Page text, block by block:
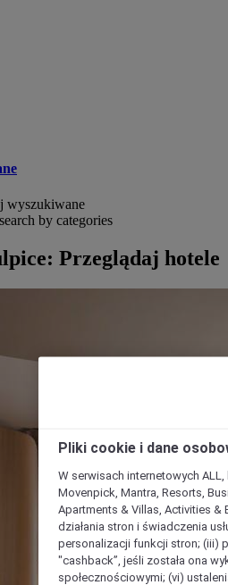
wyszukiwane
by categories
Przeglądaj hotele
Pliki cookie i dane
W serwisach internetowych
Movenpick, Mantra, Resorts,
Apartments & Villas, Activities &
działania stron i świadczenia
personalizacji funkcji stron; (iii)
"cashback”, jeśli została ona
społecznościowymi; (vi)